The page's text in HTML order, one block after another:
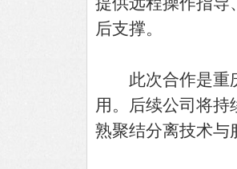
后支撑。
此次合作是重庆
用。后续公司将
熟聚结分离技术与